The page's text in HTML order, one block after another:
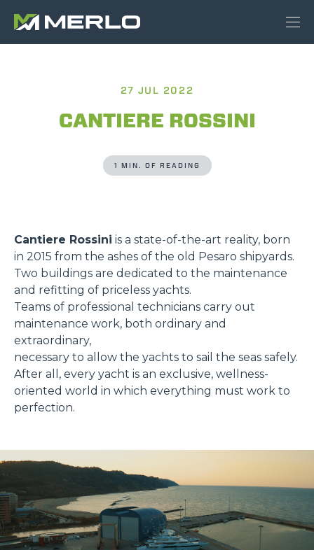
27 JUL 2022
CANTIERE ROSSINI
1 MIN. OF READING
Cantiere Rossini is a state-of-the-art reality, born
in 2015 from the ashes of the old Pesaro shipyards.
Two buildings are dedicated to the maintenance
and refitting of priceless yachts.
Teams of professional technicians carry out
maintenance work, both ordinary and
extraordinary,
necessary to allow the yachts to sail the seas safely.
After all, every yacht is an exclusive, wellness-
oriented world in which everything must work to
perfection.